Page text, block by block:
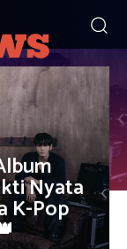
Nyata
K-Pop